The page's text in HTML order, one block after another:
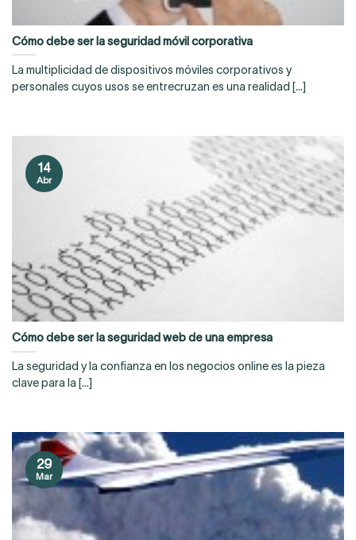
Cómo debe ser la seguridad móvil corporativa
La multiplicidad de dispositivos móviles corporativos y
personales cuyos usos se entrecruzan es una realidad [...]
Cómo debe ser la seguridad web de una empresa
La seguridad y la confianza en los negocios online es la pieza
clave para la [...]
14
Abr
29
Mar